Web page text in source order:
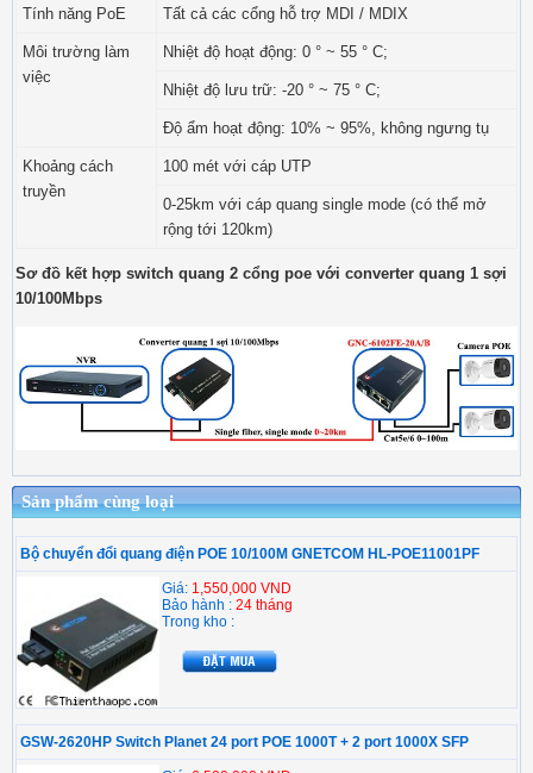
Tính năng PoE Tất cả các cổng hỗ trợ MDI / MDIX
Môi trường làm
việc
Nhiệt độ hoạt động: 0 ° ~ 55 ° C;
Nhiệt độ lưu trữ: -20 ° ~ 75 ° C;
Độ ẩm hoạt động: 10% ~ 95%, không ngưng tụ
Khoảng cách
truyền
100 mét với cáp UTP
0-25km với cáp quang single mode (có thể mở
rộng tới 120km)
Sơ đồ kết hợp switch quang 2 cổng poe với converter quang 1 sợi
10/100Mbps
Sản phẩm cùng loại
Bộ chuyển đổi quang điện POE 10/100M GNETCOM HL-POE11001PF
Giá: 1,550,000 VND
Bảo hành : 24 tháng
Trong kho :
GSW-2620HP Switch Planet 24 port POE 1000T + 2 port 1000X SFP